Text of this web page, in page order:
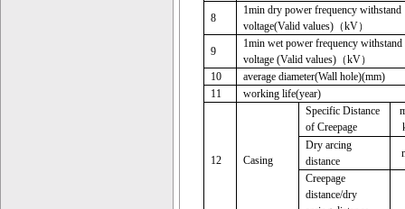
8
1min dry power frequency withstand
voltage(Valid values)（kV）
9
1min wet power frequency withstand
voltage (Valid values)（kV）
10
average diameter(Wall hole)(mm)
11
working life(year)
12 Casing
Specific Distance
of Creepage
Dry arcing
distance
Creepage
distance/dry